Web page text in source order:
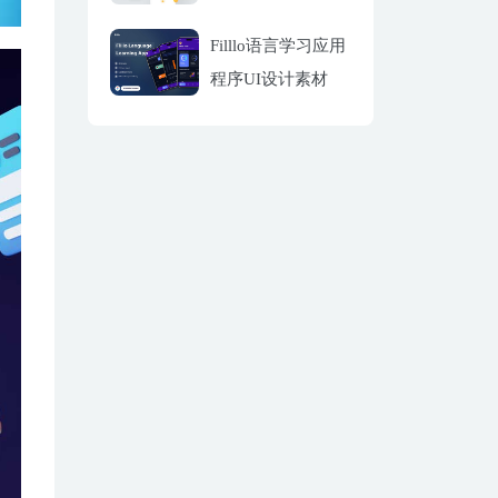
Filllo语言学习应用
程序UI设计素材